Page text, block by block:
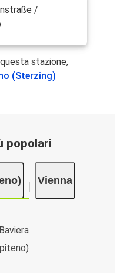
/
stazione,
(Sterzing)
popolari
Vienna